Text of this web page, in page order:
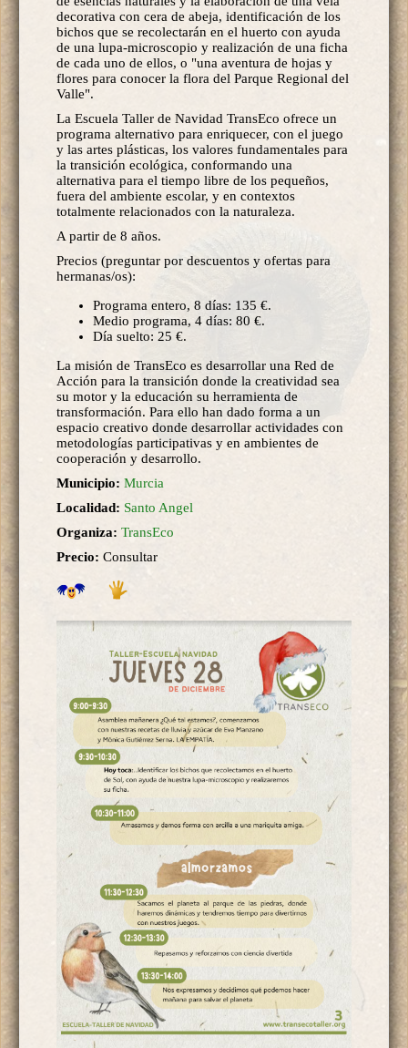
decorativa con cera de abeja, identificación de los
bichos que se recolectarán en el huerto con ayuda
de una lupa-microscopio y realización de una ficha
de cada uno de ellos, o "una aventura de hojas y
flores para conocer la flora del Parque Regional del
Valle".
La Escuela Taller de Navidad TransEco ofrece un
programa alternativo para enriquecer, con el juego
y las artes plásticas, los valores fundamentales para
la transición ecológica, conformando una
alternativa para el tiempo libre de los pequeños,
fuera del ambiente escolar, y en contextos
totalmente relacionados con la naturaleza.
A partir de 8 años.
Precios (preguntar por descuentos y ofertas para
hermanas/os):
Programa entero, 8 días: 135 €.
Medio programa, 4 días: 80 €.
Día suelto: 25 €.
La misión de TransEco es desarrollar una Red de
Acción para la transición donde la creatividad sea
su motor y la educación su herramienta de
transformación. Para ello han dado forma a un
espacio creativo donde desarrollar actividades con
metodologías participativas y en ambientes de
cooperación y desarrollo.
Municipio: Murcia
Localidad: Santo Angel
Organiza: TransEco
Precio: Consultar